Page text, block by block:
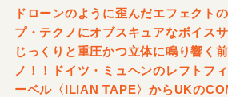
ドローンのように歪んだエフェクト
プ・テクノにオブスキュアなボイス
じっくりと重圧かつ立体に鳴り響く
ノ！！ドイツ・ミュヘンのレフトフ
ーベル〈ILIAN TAPE〉からUKの